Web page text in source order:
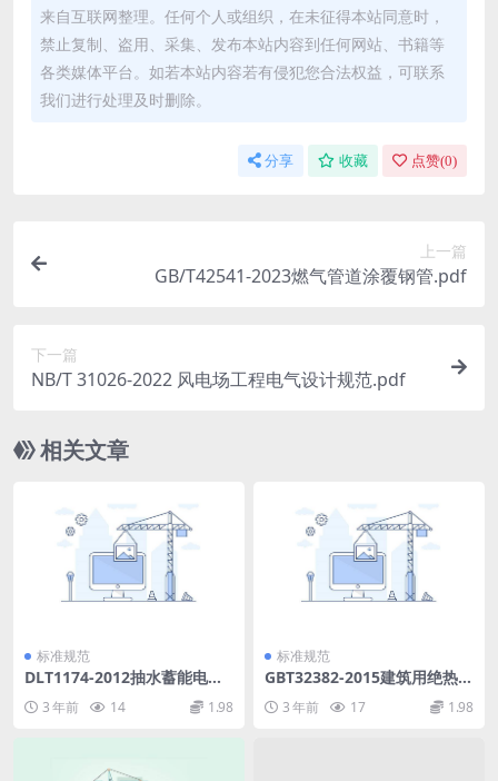
来自互联网整理。任何个人或组织，在未征得本站同意时，
禁止复制、盗用、采集、发布本站内容到任何网站、书籍等
各类媒体平台。如若本站内容若有侵犯您合法权益，可联系
我们进行处理及时删除。
分享 收藏 点赞(0)
上一篇
GB/T42541-2023燃气管道涂覆钢管.pdf
下一篇
NB/T 31026-2022 风电场工程电气设计规范.pdf
相关文章
标准规范
DLT1174-2012抽水蓄能电站
3 年前 14 1.98
标准规范
GBT32382-2015建筑用绝热制
3 年前 17 1.98